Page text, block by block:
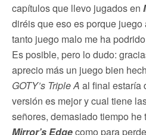
capítulos que llevo jugados en
diréis que eso es porque
tanto juego malo me ha
Es posible, pero lo dudo:
aprecio más un juego bien
GOTY’s Triple A al final estaría
versión es mejor y cual tiene
señores, demasiado tiempo he
Mirror’s Edgecomo para